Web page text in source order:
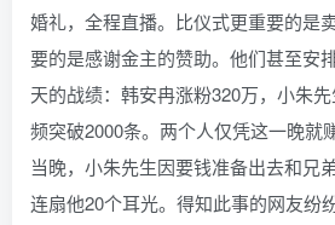
婚礼，全程直播。比仪式更重要的是
要的是感谢金主的赞助。他们甚至安
天的战绩：韩安冉涨粉320万，小朱
频突破2000条。两个人仅凭这一晚就
当晚，小朱先生因要钱准备出去和兄
连扇他20个耳光。得知此事的网友纷